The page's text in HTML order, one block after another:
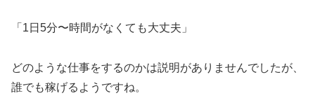
「1日5分〜時間がなくても大丈夫」
どのような仕事をするのかは説明がありませんでしたが、
誰でも稼げるようですね。